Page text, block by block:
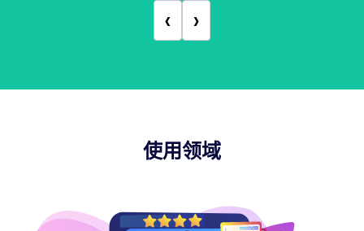
‹ ›
使用领域